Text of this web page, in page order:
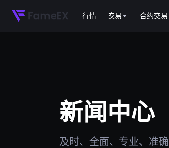
行情 交易 合约交易
新闻中心
及时、全面、专业、准